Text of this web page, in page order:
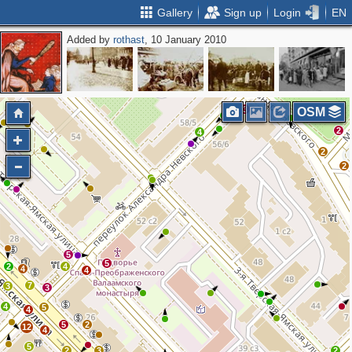
Gallery Sign up Login EN
Added byrothast, 10 January 2010
2
2
2
4
12
5
4
5 2
4
5
5
4
3
5
4
7
4
2
3
4
2
2
4
5
2
7
3
3
3
2
OSM